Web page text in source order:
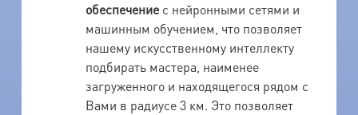
обеспечениес нейронными сетями и
машинным обучением, что позволяет
нашему искусственному интеллекту
подбирать мастера, наименее
загруженного и находящегося рядом с
Вами в радиусе 3 км. Это позволяет